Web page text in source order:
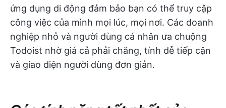
ứng dụng di động đảm bảo bạn có thể truy cập
công việc của mình mọi lúc, mọi nơi. Các doanh
nghiệp nhỏ và người dùng cá nhân ưa chuộng
Todoist nhờ giá cả phải chăng, tính dễ tiếp cận
và giao diện người dùng đơn giản.